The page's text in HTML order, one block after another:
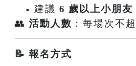
建議 6 歲以上小朋友
👥 活動人數 ：每場次不
📝 報名方式